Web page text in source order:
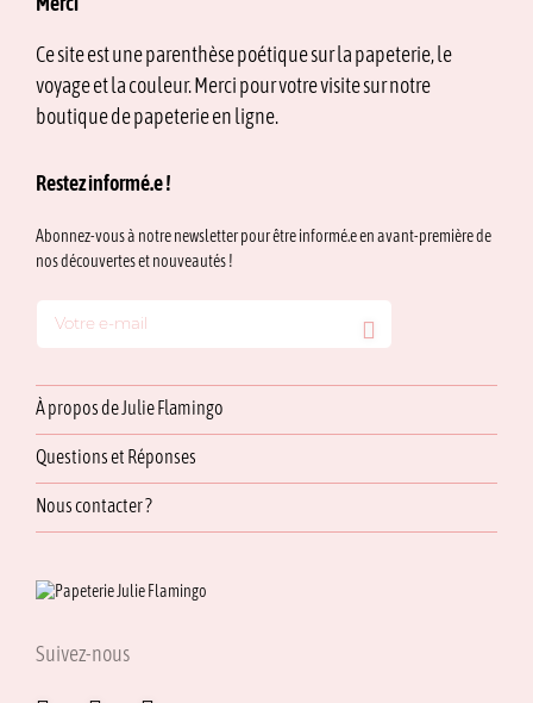
Merci
Ce site est une parenthèse poétique sur la papeterie, le
voyage et la couleur. Merci pour votre visite sur notre
boutique de papeterie en ligne.
Restez informé.e !
Abonnez-vous à notre newsletter pour être informé.e en avant-première de
nos découvertes et nouveautés !
À propos de Julie Flamingo
Questions et Réponses
Nous contacter ?
Suivez-nous